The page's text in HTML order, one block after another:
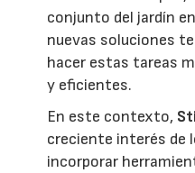
conjunto del jardín
nuevas soluciones
hacer estas tareas
y eficientes.
En este contexto,
creciente interés de
incorporar